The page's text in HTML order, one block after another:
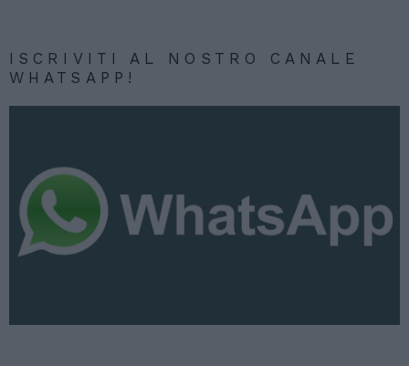
ISCRIVITI AL NOSTRO CANALE
WHATSAPP!